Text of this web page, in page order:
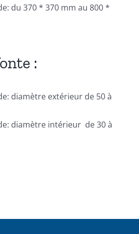
du 370 * 370 mm au 800 *
:
diamètre extérieur de 50 à
diamètre intérieur de 30 à